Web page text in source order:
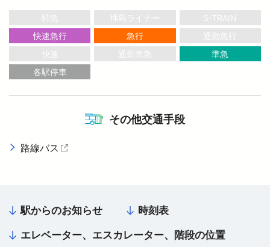
おでかけ
より安全に・快適に
企業情報
特急 拝島ライナー
S-TRAIN
快速急行
急行
通勤急行
快速
通勤準急
準急
各駅停車
その他交通手段
路線バス
駅からのお知らせ 時刻表
エレベーター、エスカレーター、階段の位置